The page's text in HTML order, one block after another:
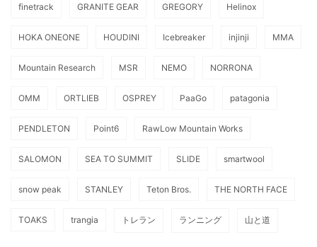
finetrack GRANITE GEAR GREGORY Helinox
HOKA ONEONE HOUDINI Icebreaker injinji MMA
Mountain Research MSR NEMO NORRONA
OMM ORTLIEB OSPREY PaaGo patagonia
PENDLETON Point6 RawLow Mountain Works
SALOMON SEA TO SUMMIT SLIDE smartwool
snow peak STANLEY Teton Bros. THE NORTH FACE
TOAKS trangia トレラン ランニング 山と道